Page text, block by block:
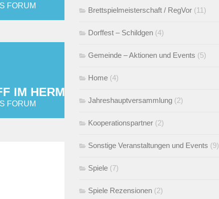
FORUM
IM HERMANN-LÖNS FORUM
FORUM
Brettspielmeisterschaft / RegVor (11)
Dorffest – Schildgen (4)
Gemeinde – Aktionen und Events (5)
Home (4)
Jahreshauptversammlung (2)
Kooperationspartner (2)
Sonstige Veranstaltungen und Events (9)
Spiele (7)
Spiele Rezensionen (2)